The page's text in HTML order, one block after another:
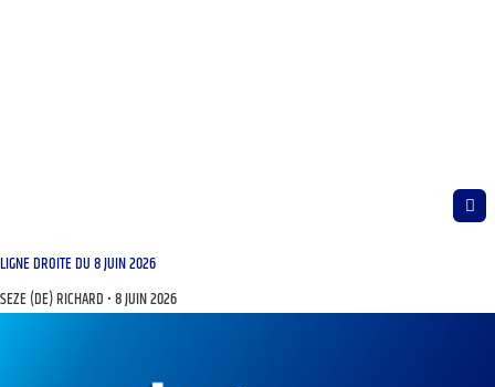
LIGNE DROITE DU 8 JUIN 2026
SEZE (DE) RICHARD 8 JUIN 2026